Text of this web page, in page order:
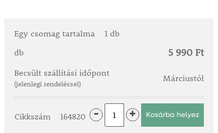
Egy csomag tartalma
1 db
db
5 990 Ft
Becsült szállítási időpont
(jelenlegi rendeléssel)
Márciustól
Cikkszám 164820 - +